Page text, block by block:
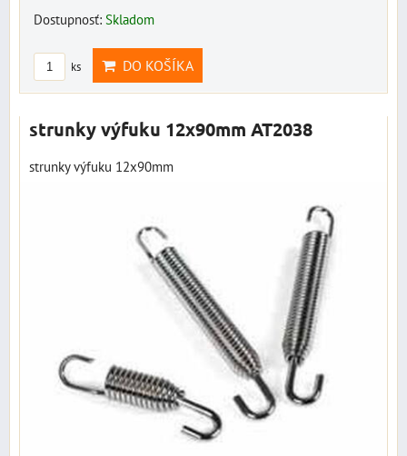
Dostupnosť: Skladom
ks DO KOŠÍKA
strunky výfuku 12x90mm AT2038
strunky výfuku 12x90mm